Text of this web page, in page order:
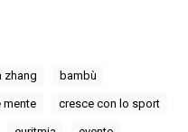
zhang bambù
mente cresce con lo sport